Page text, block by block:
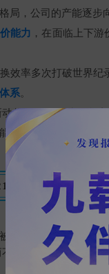
局，公司的产能逐步
能力 ，在面临上下
效率多次打破世界纪
系。
作在于BIPV和氢能
科技公司，
）-光伏产业半导
迁移至光伏领域，
群”的不羁思想，